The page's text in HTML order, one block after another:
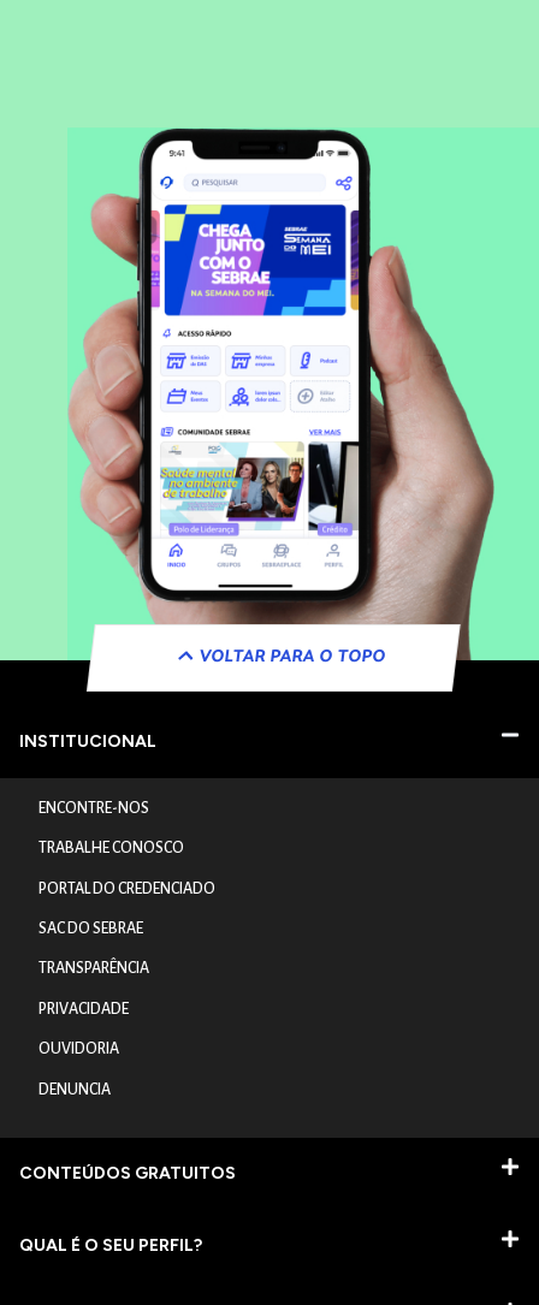
VOLTAR PARA O TOPO
INSTITUCIONAL
ENCONTRE-NOS
TRABALHE CONOSCO
PORTAL DO CREDENCIADO
SAC DO SEBRAE
TRANSPARÊNCIA
PRIVACIDADE
OUVIDORIA
DENUNCIA
CONTEÚDOS GRATUITOS
QUAL É O SEU PERFIL?